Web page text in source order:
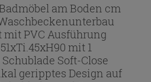
am Boden cm
mit PVC Ausführung
mit 1
Soft-Close
geripptes Design auf